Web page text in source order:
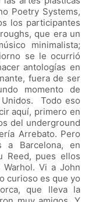
Poetry Systems,
los participantes
que era un
minimalista;
se le ocurrió
antologías en
fuera de ser
momento de
Todo eso
aquí, primero en
del underground
Arrebato. Pero
a Barcelona, en
Reed, pues ellos
Vi a John
curioso es que yo
que lleva la